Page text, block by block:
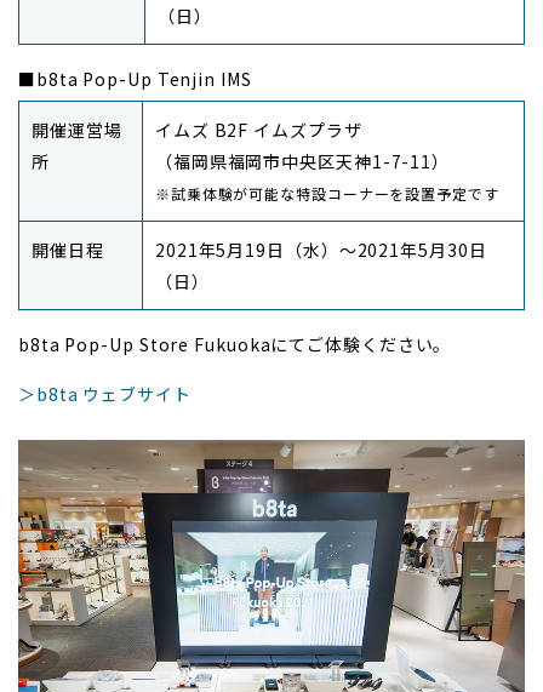
（日）
■b8ta Pop-Up Tenjin IMS
開催運営場
所
イムズ B2F イムズプラザ
（福岡県福岡市中央区天神1-7-11）
※試乗体験が可能な特設コーナーを設置予定です
開催日程
2021年5月19日（水）～2021年5月30日
（日）
b8ta Pop-Up Store Fukuokaにてご体験ください。
＞b8ta ウェブサイト